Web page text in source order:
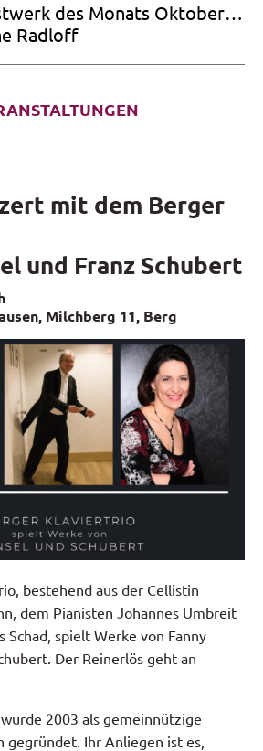
des Monats Oktober
Radloff
mit dem Berger
und Franz Schubert
Milchberg 11, Berg
bestehend aus der Cellistin
dem Pianisten Johannes Umbreit
Schad, spielt Werke von Fanny
Der Reinerlös geht an
wurde 2003 als gemeinnützige
Ihr Anliegen ist es,